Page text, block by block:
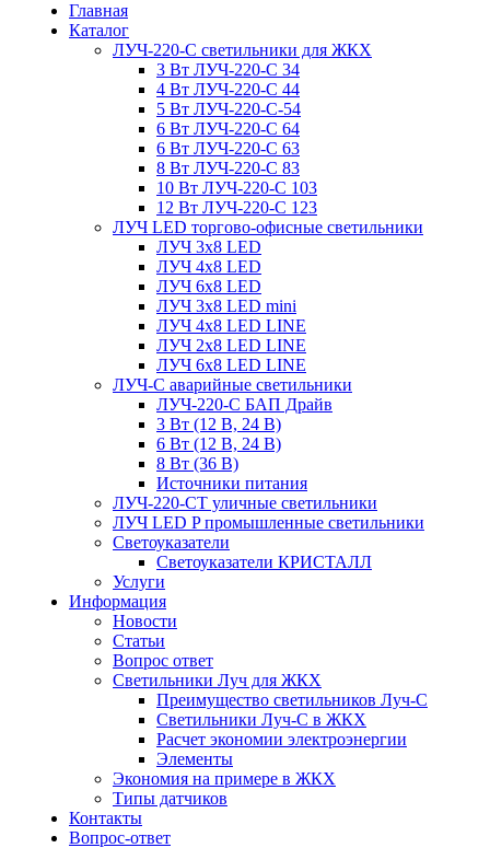
Главная
Каталог
ЛУЧ-220-С светильники для ЖКХ
3 Вт ЛУЧ-220-С 34
4 Вт ЛУЧ-220-С 44
5 Вт ЛУЧ-220-С-54
6 Вт ЛУЧ-220-С 64
6 Вт ЛУЧ-220-С 63
8 Вт ЛУЧ-220-С 83
10 Вт ЛУЧ-220-С 103
12 Вт ЛУЧ-220-С 123
ЛУЧ LED торгово-офисные светильники
ЛУЧ 3х8 LED
ЛУЧ 4х8 LED
ЛУЧ 6х8 LED
ЛУЧ 3х8 LED mini
ЛУЧ 4х8 LED LINE
ЛУЧ 2х8 LED LINE
ЛУЧ 6х8 LED LINE
ЛУЧ-С аварийные светильники
ЛУЧ-220-С БАП Драйв
3 Вт (12 В, 24 В)
6 Вт (12 В, 24 В)
8 Вт (36 В)
Источники питания
ЛУЧ-220-СТ уличные светильники
ЛУЧ LED P промышленные светильники
Светоуказатели
Светоуказатели КРИСТАЛЛ
Услуги
Информация
Новости
Статьи
Вопрос ответ
Светильники Луч для ЖКХ
Преимущество светильников Луч-С
Светильники Луч-С в ЖКХ
Расчет экономии электроэнергии
Элементы
Экономия на примере в ЖКХ
Типы датчиков
Контакты
Вопрос-ответ